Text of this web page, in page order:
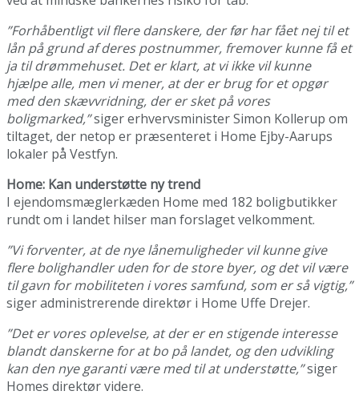
”Forhåbentligt vil flere danskere, der før har fået nej til et
lån på grund af deres postnummer, fremover kunne få et
ja til drømmehuset. Det er klart, at vi ikke vil kunne
hjælpe alle, men vi mener, at der er brug for et opgør
med den skævvridning, der er sket på vores
boligmarked,”siger erhvervsminister Simon Kollerup om
tiltaget, der netop er præsenteret i Home Ejby-Aarups
lokaler på Vestfyn.
Home: Kan understøtte ny trend
I ejendomsmæglerkæden Home med 182 boligbutikker
rundt om i landet hilser man forslaget velkomment.
”Vi forventer, at de nye lånemuligheder vil kunne give
flere bolighandler uden for de store byer, og det vil være
til gavn for mobiliteten i vores samfund, som er så vigtig,”
siger administrerende direktør i Home Uffe Drejer.
”Det er vores oplevelse, at der er en stigende interesse
blandt danskerne for at bo på landet, og den udvikling
kan den nye garanti være med til at understøtte,”siger
Homes direktør videre.